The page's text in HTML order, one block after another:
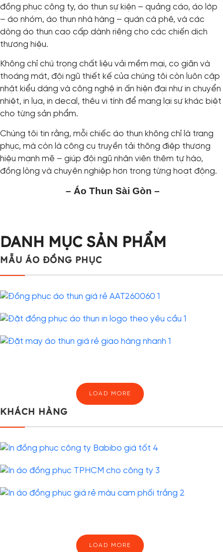
đồng phục công ty, áo thun sự kiện – quảng cáo, áo lớp
– áo nhóm, áo thun nhà hàng – quán cà phê, và các
dòng áo thun cao cấp dành riêng cho các chiến dịch
thương hiệu.
Không chỉ chú trọng chất liệu vải mềm mại, co giãn và
thoáng mát, đội ngũ thiết kế của chúng tôi còn luôn cập
nhật kiểu dáng và công nghệ in ấn hiện đại như in chuyển
nhiệt, in lụa, in decal, thêu vi tính để mang lại sự khác biệt
cho từng sản phẩm.
Chúng tôi tin rằng, mỗi chiếc áo thun không chỉ là trang
phục, mà còn là công cụ truyền tải thông điệp thương
hiệu mạnh mẽ – giúp đội ngũ nhân viên thêm tự hào,
đồng lòng và chuyên nghiệp hơn trong từng hoạt động.
– Áo Thun Sài Gòn –
DANH MỤC SẢN PHẨM
MẪU ÁO ĐỒNG PHỤC
LOAD MORE
KHÁCH HÀNG
LOAD MORE